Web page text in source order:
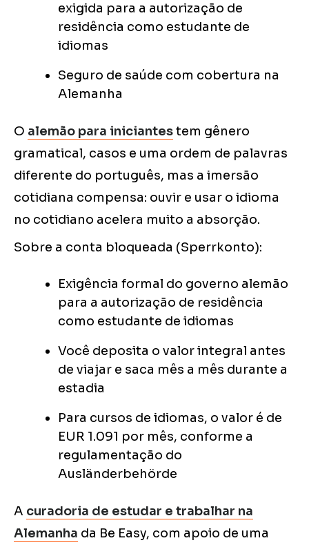
exigida para a autorização de
residência como estudante de
idiomas
Seguro de saúde com cobertura na
Alemanha
O alemão para iniciantestem gênero
gramatical, casos e uma ordem de palavras
diferente do português, mas a imersão
cotidiana compensa: ouvir e usar o idioma
no cotidiano acelera muito a absorção.
Sobre a conta bloqueada (Sperrkonto):
Exigência formal do governo alemão
para a autorização de residência
como estudante de idiomas
Você deposita o valor integral antes
de viajar e saca mês a mês durante a
estadia
Para cursos de idiomas, o valor é de
EUR 1.091 por mês, conforme a
regulamentação do
Ausländerbehörde
A curadoria de estudar e trabalhar na
Alemanha da Be Easy, com apoio de uma